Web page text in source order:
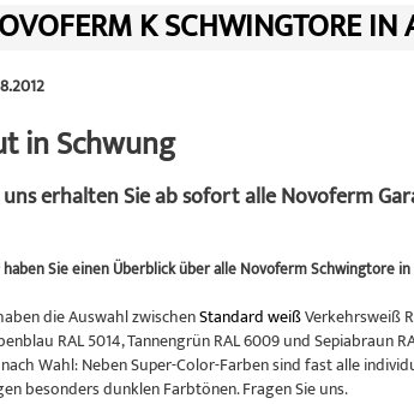
K SCHWINGTORE
in Schwung
uns erhalten Sie ab sofort alle Novoferm
haben Sie einen Überblick über alle Novoferm Schwingtore
die Auswahl zwischenStandard weißVerkehrsweiß
RAL 5014, Tannengrün RAL 6009 und Sepiabraun
nach Wahl: Neben Super-Color-Farben sind fast alle
besonders dunklen Farbtönen. Fragen Sie uns.